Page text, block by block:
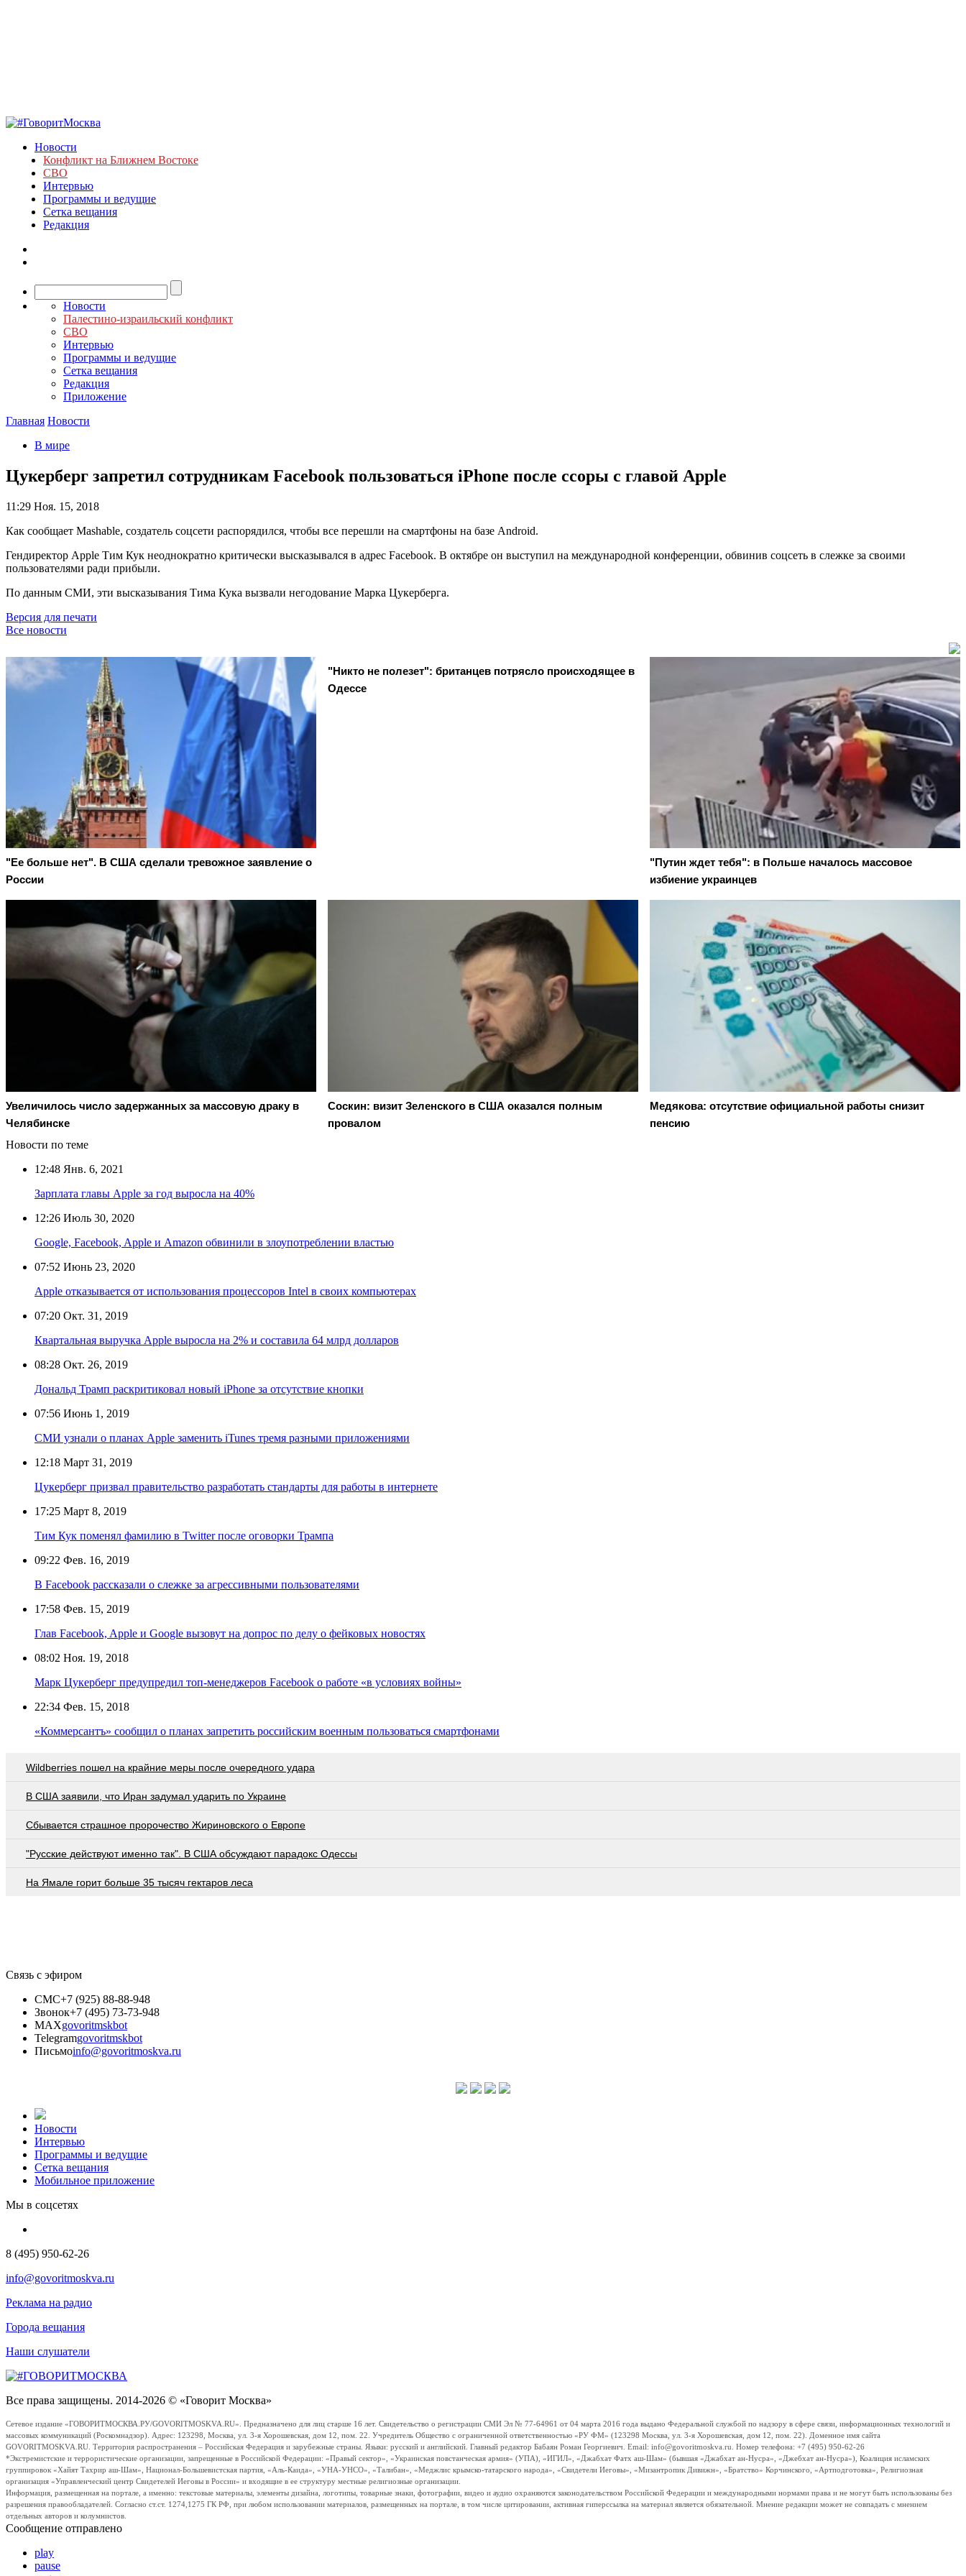
Новости
Конфликт на Ближнем Востоке
СВО
Интервью
Программы и ведущие
Сетка вещания
Редакция
Новости
Палестино-израильский конфликт
СВО
Интервью
Программы и ведущие
Сетка вещания
Редакция
Приложение
Главная Новости
В мире
Цукерберг запретил сотрудникам Facebook пользоваться iPhone после ссоры с главой Apple
11:29 Ноя. 15, 2018
Как сообщает Mashable, создатель соцсети распорядился, чтобы все перешли на смартфоны на базе Android.
Гендиректор Apple Тим Кук неоднократно критически высказывался в адрес Facebook. В октябре он выступил на международной конференции, обвинив соцсеть в слежке за своими
пользователями ради прибыли.
По данным СМИ, эти высказывания Тима Кука вызвали негодование Марка Цукерберга.
Версия для печати
Все новости
"Ее больше нет". В США сделали тревожное заявление о
России
"Никто не полезет": британцев потрясло происходящее в
Одессе
"Путин ждет тебя": в Польше началось массовое
избиение украинцев
Увеличилось число задержанных за массовую драку в
Челябинске
Соскин: визит Зеленского в США оказался полным
провалом
Медякова: отсутствие официальной работы снизит
пенсию
Новости по теме
12:48 Янв. 6, 2021
Зарплата главы Apple за год выросла на 40%
12:26 Июль 30, 2020
Google, Facebook, Apple и Amazon обвинили в злоупотреблении властью
07:52 Июнь 23, 2020
Apple отказывается от использования процессоров Intel в своих компьютерах
07:20 Окт. 31, 2019
Квартальная выручка Apple выросла на 2% и составила 64 млрд долларов
08:28 Окт. 26, 2019
Дональд Трамп раскритиковал новый iPhone за отсутствие кнопки
07:56 Июнь 1, 2019
СМИ узнали о планах Apple заменить iTunes тремя разными приложениями
12:18 Март 31, 2019
Цукерберг призвал правительство разработать стандарты для работы в интернете
17:25 Март 8, 2019
Тим Кук поменял фамилию в Twitter после оговорки Трампа
09:22 Фев. 16, 2019
В Facebook рассказали о слежке за агрессивными пользователями
17:58 Фев. 15, 2019
Глав Facebook, Apple и Google вызовут на допрос по делу о фейковых новостях
08:02 Ноя. 19, 2018
Марк Цукерберг предупредил топ-менеджеров Facebook о работе «в условиях войны»
22:34 Фев. 15, 2018
«Коммерсантъ» сообщил о планах запретить российским военным пользоваться смартфонами
Wildberries пошел на крайние меры после очередного удара
В США заявили, что Иран задумал ударить по Украине
Сбывается страшное пророчество Жириновского о Европе
"Русские действуют именно так". В США обсуждают парадокс Одессы
На Ямале горит больше 35 тысяч гектаров леса
Связь с эфиром
СМС+7 (925) 88-88-948
Звонок+7 (495) 73-73-948
MAXgovoritmskbot
Telegramgovoritmskbot
Письмоinfo@govoritmoskva.ru
Новости
Интервью
Программы и ведущие
Сетка вещания
Мобильное приложение
Мы в соцсетях
8 (495) 950-62-26
info@govoritmoskva.ru
Реклама на радио
Города вещания
Наши слушатели
Все права защищены. 2014-2026 © «Говорит Москва»
Сетевое издание «ГОВОРИТМОСКВА.РУ/GOVORITMOSKVA.RU». Предназначено для лиц старше 16 лет. Свидетельство о регистрации СМИ Эл № 77-64961 от 04 марта 2016 года выдано Федеральной службой по надзору в сфере связи, информационных технологий и
массовых коммуникаций (Роскомнадзор). Адрес: 123298, Москва, ул. 3-я Хорошевская, дом 12, пом. 22. Учредитель Общество с ограниченной ответственностью «РУ ФМ» (123298 Москва, ул. 3-я Хорошевская, дом 12, пом. 22). Доменное имя сайта
GOVORITMOSKVA.RU. Территория распространения – Российская Федерация и зарубежные страны. Языки: русский и английский. Главный редактор Бабаян Роман Георгиевич. Email: info@govoritmoskva.ru. Номер телефона: +7 (495) 950-62-26
*Экстремистские и террористические организации, запрещенные в Российской Федерации: «Правый сектор», «Украинская повстанческая армия» (УПА), «ИГИЛ», «Джабхат Фатх аш-Шам» (бывшая «Джабхат ан-Нусра», «Джебхат ан-Нусра»), Коалиция исламских
группировок «Хайят Тахрир аш-Шам», Национал-Большевистская партия, «Аль-Каида», «УНА-УНСО», «Талибан», «Меджлис крымско-татарского народа», «Свидетели Иеговы», «Мизантропик Дивижн», «Братство» Корчинского, «Артподготовка», Религиозная
организация «Управленческий центр Свидетелей Иеговы в России» и входящие в ее структуру местные религиозные организации.
Информация, размещенная на портале, а именно: текстовые материалы, элементы дизайна, логотипы, товарные знаки, фотографии, видео и аудио охраняются законодательством Российской Федерации и международными нормами права и не могут быть использованы без
разрешения правообладателей. Согласно ст.ст. 1274,1275 ГК РФ, при любом использовании материалов, размещенных на портале, в том числе цитировании, активная гиперссылка на материал является обязательной. Мнение редакции может не совпадать с мнением
отдельных авторов и колумнистов.
Сообщение отправлено
play
pause